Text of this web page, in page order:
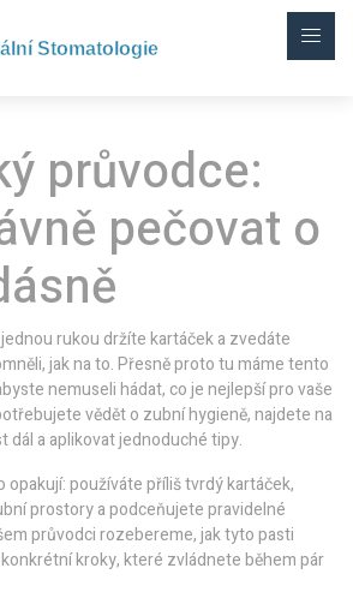
průvodce:
pečovat o
rukou držíte kartáček a zvedáte
jak na to. Přesně proto tu máme tento
nemuseli hádat, co je nejlepší pro vaše
vědět o zubní hygieně, najdete na
dál a aplikovat jednoduché tipy.
opakují: používáte příliš tvrdý kartáček,
prostory a podceňujete pravidelné
průvodci rozebereme, jak tyto pasti
kroky, které zvládnete během pár